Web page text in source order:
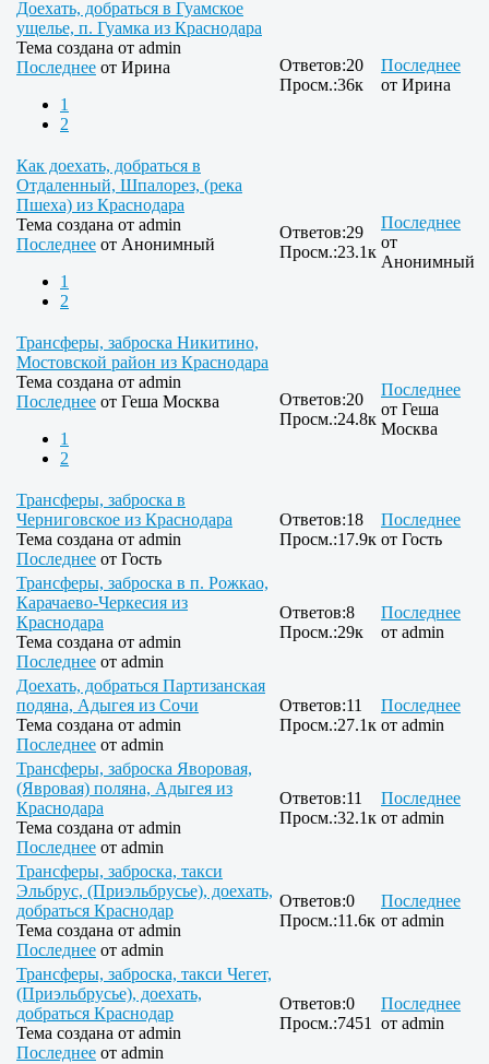
Доехать, добраться в Гуамское
ущелье, п. Гуамка из Краснодара
Тема создана от admin
Последнее от Ирина
1
2
Ответов:20
Просм.:36к
Последнее
от Ирина
Как доехать, добраться в
Отдаленный, Шпалорез, (река
Пшеха) из Краснодара
Тема создана от admin
Последнее от Анонимный
1
2
Ответов:29
Просм.:23.1к
Последнее
от
Анонимный
Трансферы, заброска Никитино,
Мостовской район из Краснодара
Тема создана от admin
Последнее от Геша Москва
1
2
Ответов:20
Просм.:24.8к
Последнее
от Геша
Москва
Трансферы, заброска в
Черниговское из Краснодара
Тема создана от admin
Последнее от Гость
Ответов:18
Просм.:17.9к
Последнее
от Гость
Трансферы, заброска в п. Рожкао,
Карачаево-Черкесия из
Краснодара
Тема создана от admin
Последнее от admin
Ответов:8
Просм.:29к
Последнее
от admin
Доехать, добраться Партизанская
подяна, Адыгея из Сочи
Тема создана от admin
Последнее от admin
Ответов:11
Просм.:27.1к
Последнее
от admin
Трансферы, заброска Яворовая,
(Явровая) поляна, Адыгея из
Краснодара
Тема создана от admin
Последнее от admin
Ответов:11
Просм.:32.1к
Последнее
от admin
Трансферы, заброска, такси
Эльбрус, (Приэльбрусье), доехать,
добраться Краснодар
Тема создана от admin
Последнее от admin
Ответов:0
Просм.:11.6к
Последнее
от admin
Трансферы, заброска, такси Чегет,
(Приэльбрусье), доехать,
добраться Краснодар
Тема создана от admin
Последнее от admin
Ответов:0
Просм.:7451
Последнее
от admin